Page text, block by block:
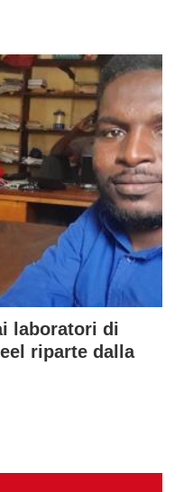
laboratori di
riparte dalla